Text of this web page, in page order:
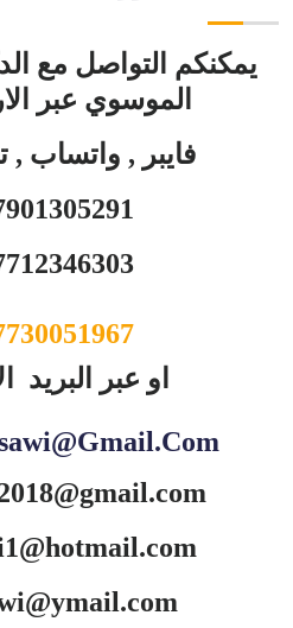
يمكنكم التواصل مع
الموسوي عبر
فايبر , واتساب ,
او عبر البريد